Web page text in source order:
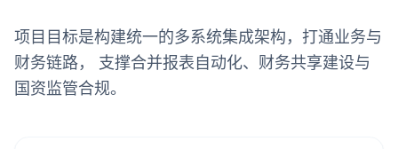
项目目标是构建统一的多系统集成架构，打通业务与
财务链路， 支撑合并报表自动化、财务共享建设与
国资监管合规。